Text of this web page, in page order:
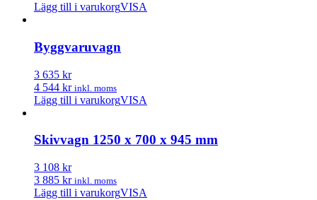
Lägg till i varukorgVISA
Byggvaruvagn
3 635 kr
4 544 kr inkl. moms
Lägg till i varukorgVISA
Skivvagn 1250 x 700 x 945 mm
3 108 kr
3 885 kr inkl. moms
Lägg till i varukorgVISA